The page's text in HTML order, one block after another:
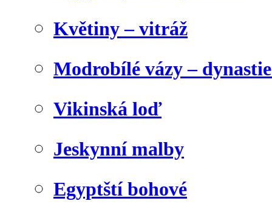
Květiny – vitráž
Modrobílé vázy –
Vikinská loď
Jeskynní malby
Egyptští bohové